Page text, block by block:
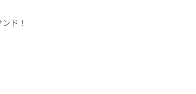
ド！